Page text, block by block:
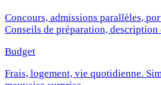
Concours, admissions parallèles,
Conseils de préparation, description
Budget
Frais, logement, vie quotidienne.